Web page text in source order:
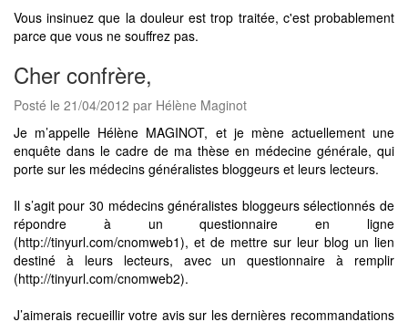
Vous insinuez que la douleur est trop traitée, c'est probablement
parce que vous ne souffrez pas.
Cher confrère,
Posté le 21/04/2012 par Hélène Maginot
Je m’appelle Hélène MAGINOT, et je mène actuellement une
enquête dans le cadre de ma thèse en médecine générale, qui
porte sur les médecins généralistes bloggeurs et leurs lecteurs.
Il s’agit pour 30 médecins généralistes bloggeurs sélectionnés de
répondre à un questionnaire en ligne
(http://tinyurl.com/cnomweb1), et de mettre sur leur blog un lien
destiné à leurs lecteurs, avec un questionnaire à remplir
(http://tinyurl.com/cnomweb2).
J’aimerais recueillir votre avis sur les dernières recommandations